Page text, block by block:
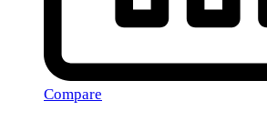
Compare